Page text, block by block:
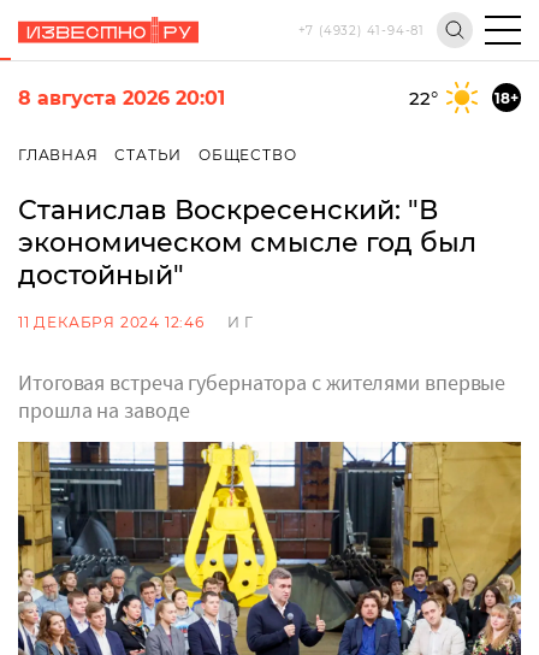
+7 (4932) 41-94-81
8 августа 2026 20:01 22° 18+
ГЛАВНАЯ СТАТЬИ ОБЩЕСТВО
Станислав Воскресенский: "В
экономическом смысле год был
достойный"
11 ДЕКАБРЯ 2024 12:46 И Г
Итоговая встреча губернатора с жителями впервые
прошла на заводе